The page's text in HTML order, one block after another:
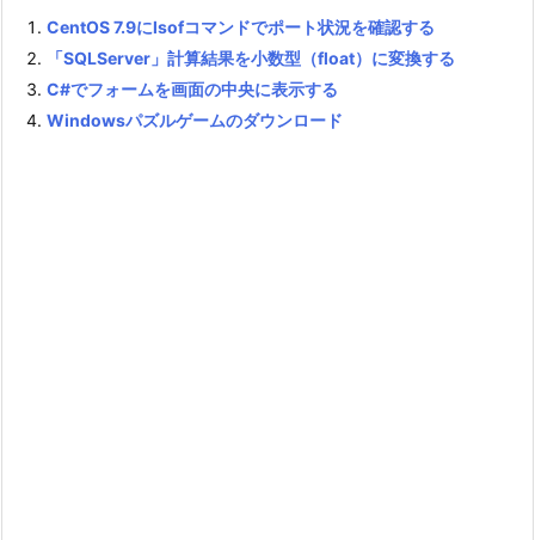
CentOS 7.9にlsofコマンドでポート状況を確認する
「SQLServer」計算結果を小数型（float）に変換する
C#でフォームを画面の中央に表示する
Windowsパズルゲームのダウンロード